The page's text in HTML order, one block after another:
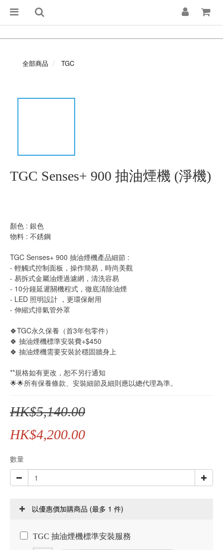
全部商品 TGC
TGC Senses+ 900 抽油煙機 (淨機)
顏色 : 銀色
物料 : 不銹鋼
TGC Senses+ 900 抽油煙機產品細節 :
- 輕觸式控制面板，操作簡易，時尚美觀
- 易拆式金屬油煙過濾網，清洗容易
- 10分鐘延遲關機程式，徹底清除油煙
- LED 照明設計 ，更環保耐用
- 伸縮式排氣管外罩
🍀TGC永久保養（首3年包零件）
🍀 抽油煙機標準安裝費+$450
🍀 抽油煙機需要安裝於穩固牆身上
**規格如有更改，恕不另行通知
🌟🌟所有保養條款、安裝細節及細則應以總代理為準。
HK$5,140.00
HK$4,200.00
數量
以優惠價加購商品 (最多 1 件)
TGC 抽油煙機標準安裝服務